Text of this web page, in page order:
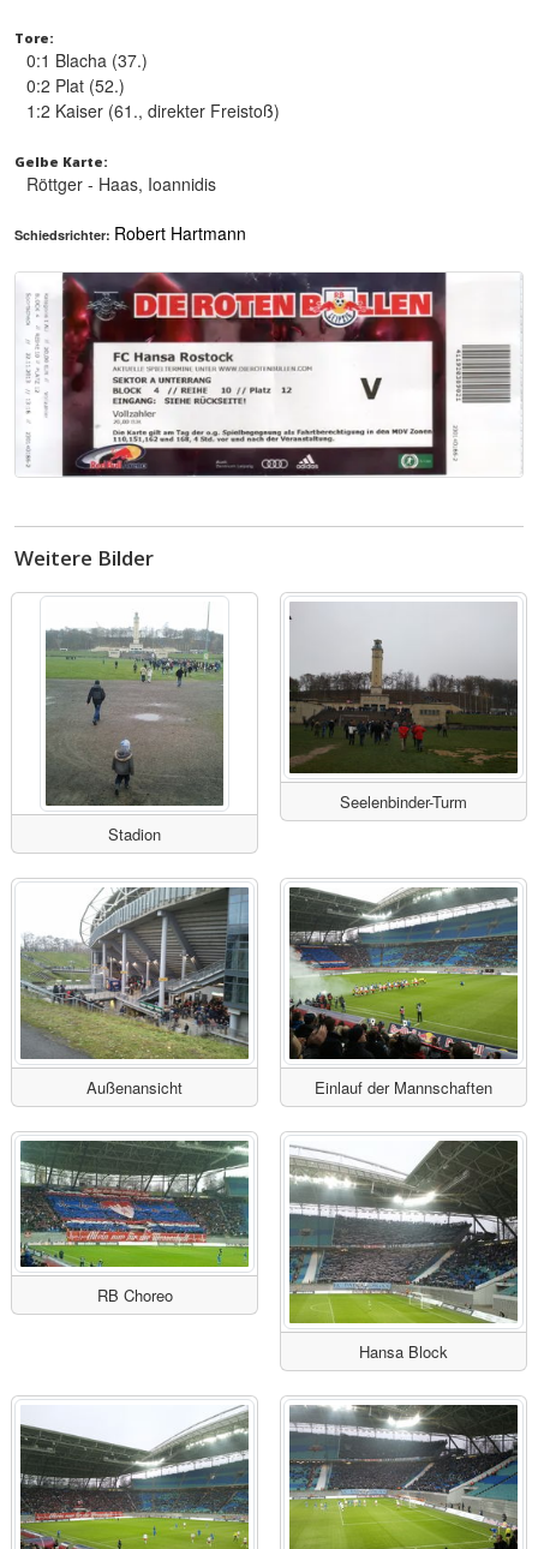
Tore:
0:1 Blacha (37.)
0:2 Plat (52.)
1:2 Kaiser (61., direkter Freistoß)
Gelbe Karte:
Röttger - Haas, Ioannidis
Schiedsrichter: Robert Hartmann
Weitere Bilder
Stadion
Seelenbinder-Turm
Außenansicht Einlauf der Mannschaften
RB Choreo
Hansa Block